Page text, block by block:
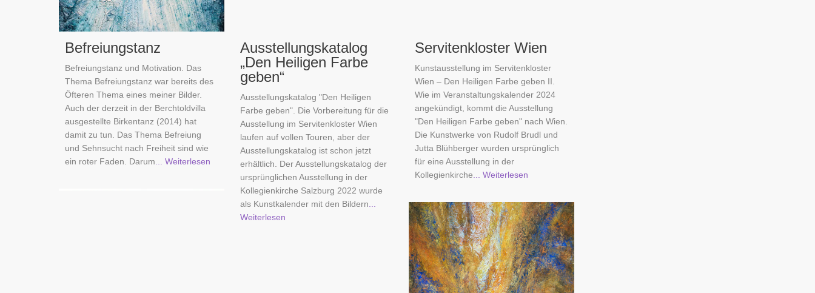
Befreiungstanz
Befreiungstanz und Motivation. Das
Thema Befreiungstanz war bereits des
Öfteren Thema eines meiner Bilder.
Auch der derzeit in der Berchtoldvilla
ausgestellte Birkentanz (2014) hat
damit zu tun. Das Thema Befreiung
und Sehnsucht nach Freiheit sind wie
ein roter Faden. Darum ... Weiterlesen
Ausstellungskatalog
„Den Heiligen Farbe
geben“
Ausstellungskatalog "Den Heiligen
Farbe geben". Die Vorbereitung für die
Ausstellung im Servitenkloster Wien
laufen auf vollen Touren, aber der
Ausstellungskatalog ist schon jetzt
erhältlich. Der Ausstellungskatalog der
ursprünglichen Ausstellung in der
Kollegienkirche Salzburg 2022 wurde
als Kunstkalender mit den Bildern
Weiterlesen
Servitenkloster Wien
Kunstausstellung im Servitenkloster
Wien – Den Heiligen Farbe geben II.
Wie im Veranstaltungskalender 2024
angekündigt, kommt die Ausstellung
"Den Heiligen Farbe geben" nach Wien.
Die Kunstwerke von Rudolf Brudl und
Jutta Blühberger wurden ursprünglich
für eine Ausstellung in der
Kollegienkirche ... Weiterlesen